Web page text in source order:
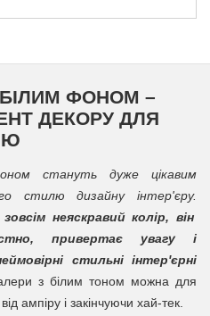
ФОНОМ –
ДЕКОРУ ДЛЯ
стануть дуже цікавим
стилю дизайну інтер'єру.
неяскравий колір, він
привертає увагу і
стильні інтер'єрні
з білим тоном можна для
ампіру і закінчуючи хай-тек.